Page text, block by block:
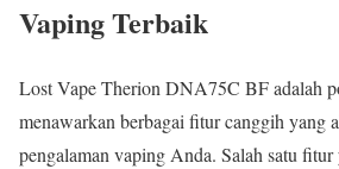
Vaping Terbaik
Lost Vape Therion DNA75C BF adalah
menawarkan berbagai fitur canggih yang
pengalaman vaping Anda. Salah satu